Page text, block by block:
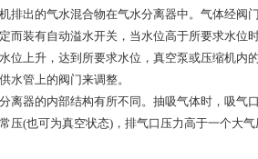
排出的气水混合物在气水分离器中。气体经阀
而装有自动溢水开关，当水位高于所要求水位
位上升，达到所要求水位，真空泵或压缩机内
水管上的阀门来调整。
离器的内部结构有所不同。抽吸气体时，吸气
压(也可为真空状态)，排气口压力高于一个大